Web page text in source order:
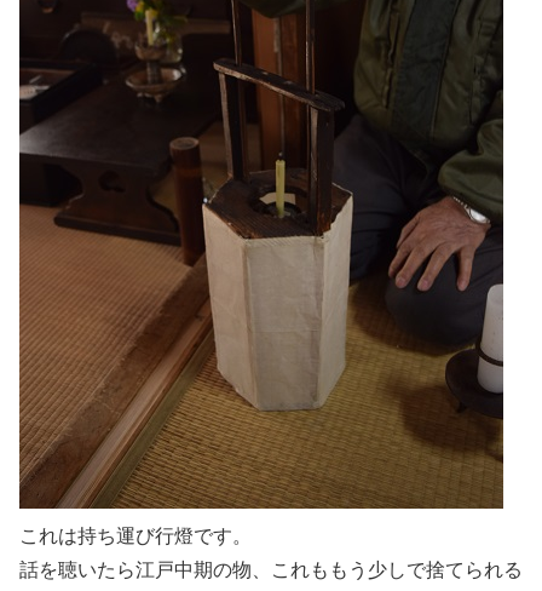
これは持ち運び行燈です。
話を聴いたら江戸中期の物、これももう少しで捨てられる